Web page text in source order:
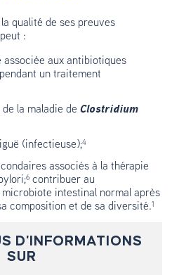
qualité de ses preuves
:
aux antibiotiques
un traitement
la maladie de Clostridium
(infectieuse);⁴
associés à la thérapie
contribuer au
intestinal normal après
composition et de sa diversité.¹
D'INFORMATIONS
SUR